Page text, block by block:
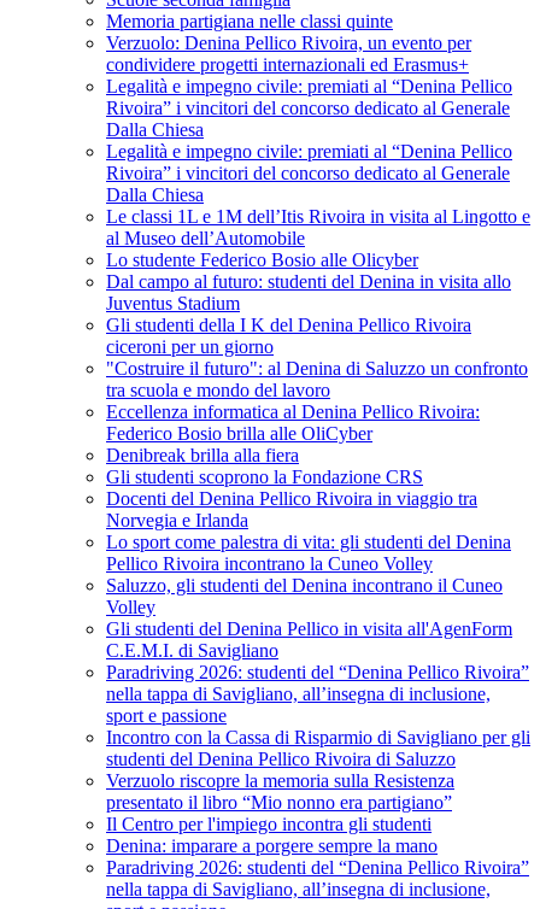
Memoria partigiana nelle classi quinte
Verzuolo: Denina Pellico Rivoira, un evento per
condividere progetti internazionali ed Erasmus+
Legalità e impegno civile: premiati al “Denina Pellico
Rivoira” i vincitori del concorso dedicato al Generale
Dalla Chiesa
Legalità e impegno civile: premiati al “Denina Pellico
Rivoira” i vincitori del concorso dedicato al Generale
Dalla Chiesa
Le classi 1L e 1M dell’Itis Rivoira in visita al Lingotto e
al Museo dell’Automobile
Lo studente Federico Bosio alle Olicyber
Dal campo al futuro: studenti del Denina in visita allo
Juventus Stadium
Gli studenti della I K del Denina Pellico Rivoira
ciceroni per un giorno
"Costruire il futuro": al Denina di Saluzzo un confronto
tra scuola e mondo del lavoro
Eccellenza informatica al Denina Pellico Rivoira:
Federico Bosio brilla alle OliCyber
Denibreak brilla alla fiera
Gli studenti scoprono la Fondazione CRS
Docenti del Denina Pellico Rivoira in viaggio tra
Norvegia e Irlanda
Lo sport come palestra di vita: gli studenti del Denina
Pellico Rivoira incontrano la Cuneo Volley
Saluzzo, gli studenti del Denina incontrano il Cuneo
Volley
Gli studenti del Denina Pellico in visita all'AgenForm
C.E.M.I. di Savigliano
Paradriving 2026: studenti del “Denina Pellico Rivoira”
nella tappa di Savigliano, all’insegna di inclusione,
sport e passione
Incontro con la Cassa di Risparmio di Savigliano per gli
studenti del Denina Pellico Rivoira di Saluzzo
Verzuolo riscopre la memoria sulla Resistenza
presentato il libro “Mio nonno era partigiano”
Il Centro per l'impiego incontra gli studenti
Denina: imparare a porgere sempre la mano
Paradriving 2026: studenti del “Denina Pellico Rivoira”
nella tappa di Savigliano, all’insegna di inclusione,